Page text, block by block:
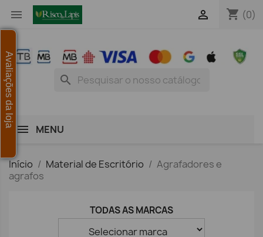
 shopping_cart (0)

search
MENU
Início Material de Escritório
Agrafadores e
agrafos
TODAS AS MARCAS
Avaliações da loja